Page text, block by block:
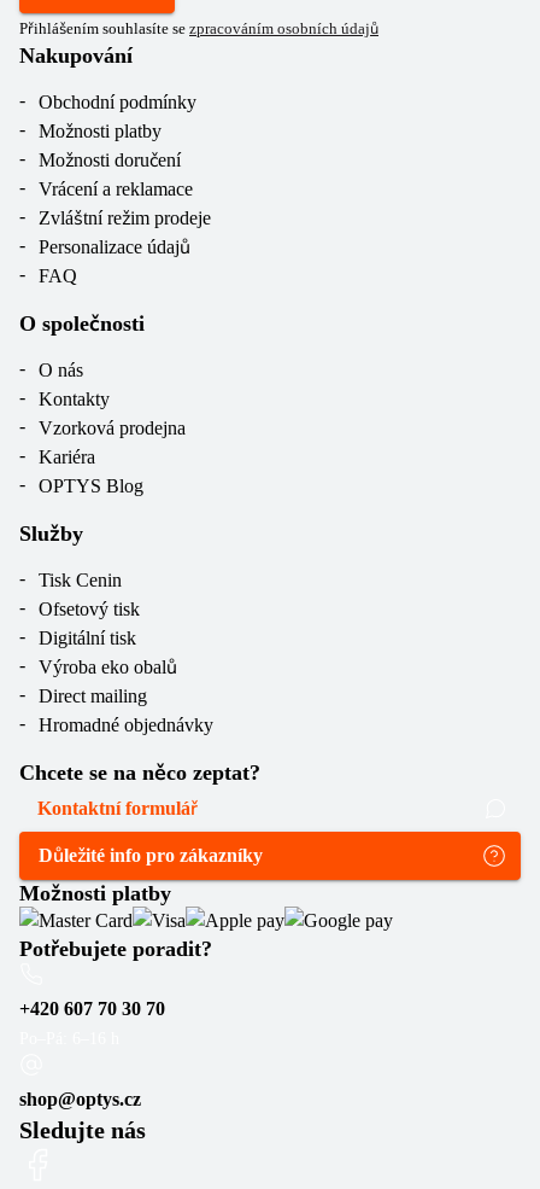
Přihlášením souhlasíte se zpracováním osobních údajů
Nakupování
Obchodní podmínky
Možnosti platby
Možnosti doručení
Vrácení a reklamace
Zvláštní režim prodeje
Personalizace údajů
FAQ
O společnosti
O nás
Kontakty
Vzorková prodejna
Kariéra
OPTYS Blog
Služby
Tisk Cenin
Ofsetový tisk
Digitální tisk
Výroba eko obalů
Direct mailing
Hromadné objednávky
Chcete se na něco zeptat?
Kontaktní formulář
Důležité info pro zákazníky
Možnosti platby
Potřebujete poradit?
+420 607 70 30 70
shop@optys.cz
Sledujte nás